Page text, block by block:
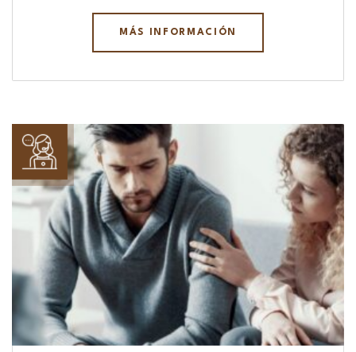
MÁS INFORMACIÓN